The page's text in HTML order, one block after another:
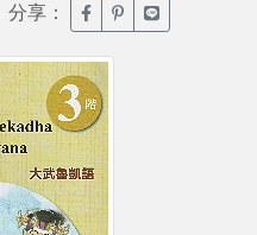
分享： 臉書分享(另開新視窗)
噗浪分享(另開新
Line分享(另